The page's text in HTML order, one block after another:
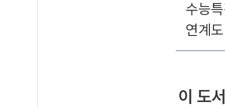
수능
연계
이 도